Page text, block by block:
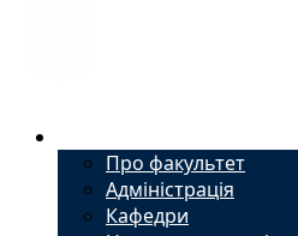
Про факультет
Адміністрація
Кафедри